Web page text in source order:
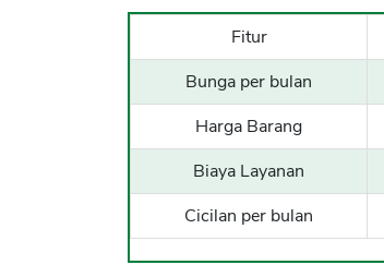
Fitur
Bunga per bulan
Harga Barang
Biaya Layanan
Cicilan per bulan